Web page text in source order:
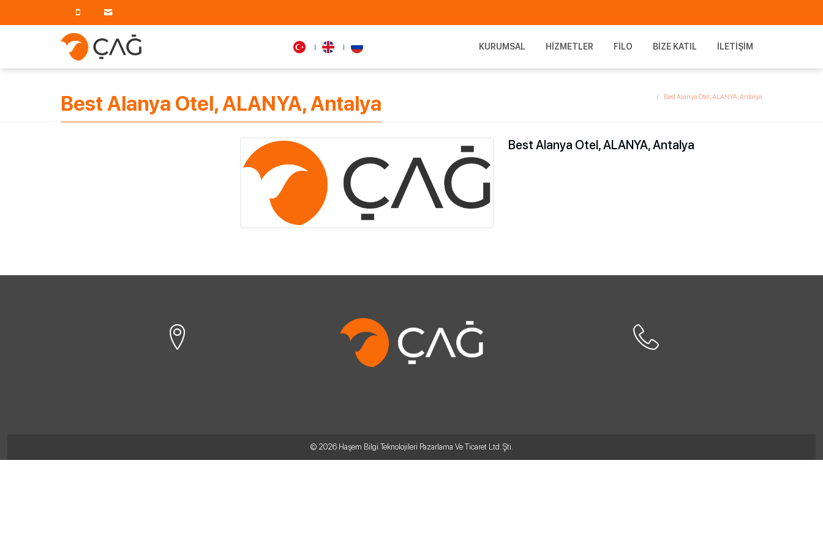
KURUMSAL HIZMETLER FILO BIZE KATIL İLETIŞIM
Best Alanya Otel, ALANYA, Antalya Best Alanya Otel, ALANYA, Antalya
Best Alanya Otel, ALANYA, Antalya
© 2026 Haşem Bilgi Teknolojileri Pazarlama Ve Ticaret Ltd. Şti.